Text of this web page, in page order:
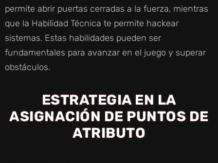
permite abrir puertas cerradas a la fuerza, mientras
que la Habilidad Técnica te permite hackear
sistemas. Estas habilidades pueden ser
fundamentales para avanzar en el juego y superar
obstáculos.
ESTRATEGIA EN LA
ASIGNACIÓN DE PUNTOS DE
ATRIBUTO